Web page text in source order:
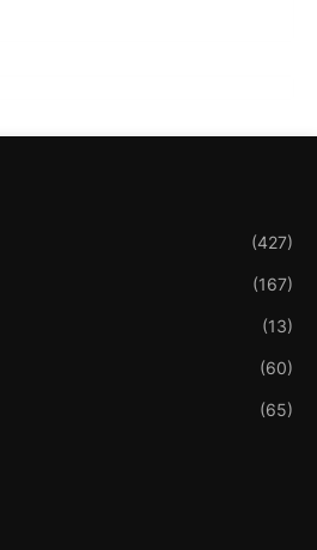
(427)
(167)
(13)
(60)
(65)